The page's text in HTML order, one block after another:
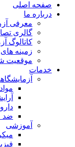
صفحه اصلی
درباره ما
معرفی
گالری
کاتالوگ
زمینه
موقعیت
خدمات
ضد
آموزشی